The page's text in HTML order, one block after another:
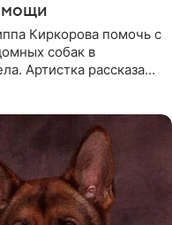
Киркорова помочь с
собак в
Артистка рассказала